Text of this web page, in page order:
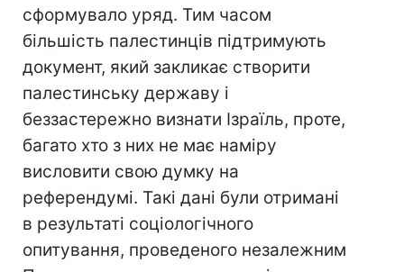
сформувало уряд. Тим часом
більшість палестинців підтримують
документ, який закликає створити
палестинську державу і
беззастережно визнати Ізраїль, проте,
багато хто з них не має наміру
висловити свою думку на
референдумі. Такі дані були отримані
в результаті соціологічного
опитування, проведеного незалежним